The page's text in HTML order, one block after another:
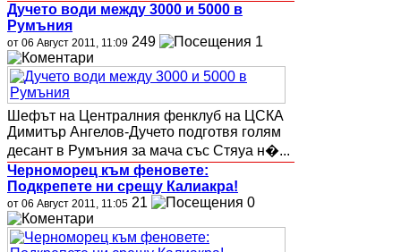
Дучето води между 3000 и 5000 в
Румъния
от 06 Август 2011, 11:09 249 1
Шефът на Централния фенклуб на ЦСКА
Димитър Ангелов-Дучето подготвя голям
десант в Румъния за мача със Стяуа н�...
Черноморец към феновете:
Подкрепете ни срещу Калиакра!
от 06 Август 2011, 11:05 21 0